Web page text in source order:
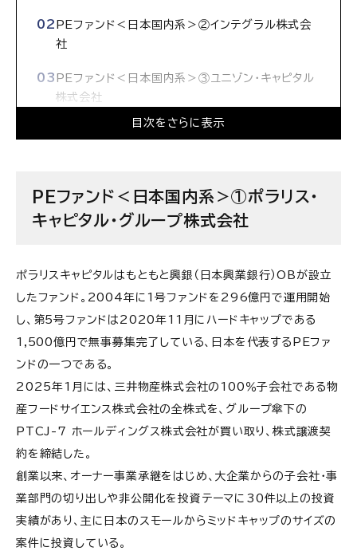
目次をさらに表示
PEファンド＜日本国内系＞②インテグラル株式会
社
PEファンド＜日本国内系＞③ユニゾン・キャピタル
株式会社
PEファンド＜日本国内系＞④株式会社アドバン
リアル・ソリューションズ株式会社
PEファンド＜日本国内系＞⑦日本産業推進機構
PEファンド＜日本国内系＞⑧日本産業パートナー
ズ株式会社
PEファンド＜日本国内系＞⑨野村キャピタル・パー
PEファンド＜日本国内系＞⑩丸の内キャピタル
PEファンド＜日本国内系＞⑪アスパラントグループ
PEファンド＜日本国内系＞⑫MCPパートナーズ
PEファンド＜日本国内系＞①ポラリス・
キャピタル・グループ株式会社
ポラリスキャピタルはもともと興銀（日本興業銀行）OBが設立
したファンド。2004年に1号ファンドを296億円で運用開始
し、第5号ファンドは2020年11月にハードキャップである
1,500億円で無事募集完了している、日本を代表するPEファ
ンドの一つである。
2025年1月には、三井物産株式会社の100％子会社である物
産フードサイエンス株式会社の全株式を、グループ傘下の
PTCJ-7 ホールディングス株式会社が買い取り、株式譲渡契
約を締結した。
創業以来、オーナー事業承継をはじめ、大企業からの子会社・事
業部門の切り出しや非公開化を投資テーマに30件以上の投資
実績があり、主に日本のスモールからミッドキャップのサイズの
案件に投資している。